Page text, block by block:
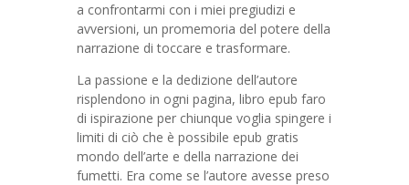
a confrontarmi con i miei pregiudizi e
avversioni, un promemoria del potere della
narrazione di toccare e trasformare.
La passione e la dedizione dell’autore
risplendono in ogni pagina, libro epub faro
di ispirazione per chiunque voglia spingere i
limiti di ciò che è possibile epub gratis
mondo dell’arte e della narrazione dei
fumetti. Era come se l’autore avesse preso